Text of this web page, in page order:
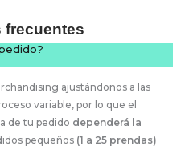
frecuentes
ajustándonos a las
variable, por lo que el
de tu pedido dependerá la
pequeños (1 a 25 prendas)